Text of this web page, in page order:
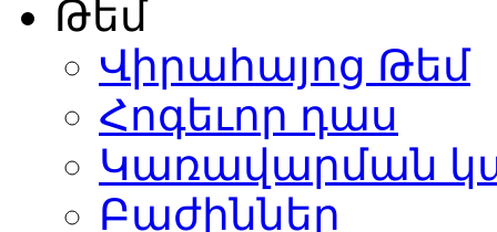
Թեմ
Վիրահայոց Թեմ
Հոգեւոր դաս
Կառավարման
Բաժիններ